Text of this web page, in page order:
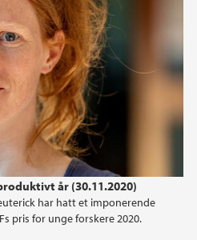
år (30.11.2020)
har hatt et imponerende
pris for unge forskere 2020.